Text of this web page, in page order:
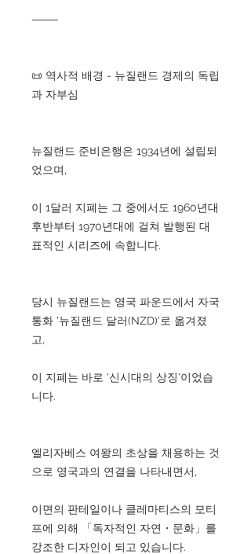
⸻
📜 역사적 배경 - 뉴질랜드 경제의 독립
과 자부심
뉴질랜드 준비은행은 1934년에 설립되
었으며,
이 1달러 지폐는 그 중에서도 1960년대
후반부터 1970년대에 걸쳐 발행된 대
표적인 시리즈에 속합니다.
당시 뉴질랜드는 영국 파운드에서 자국
통화 '뉴질랜드 달러(NZD)'로 옮겨졌
고,
이 지폐는 바로 '신시대의 상징'이었습
니다.
엘리자베스 여왕의 초상을 채용하는 것
으로 영국과의 연결을 나타내면서,
이면의 판테일이나 클레마티스의 모티
프에 의해 「독자적인 자연・문화」를
강조한 디자인이 되고 있습니다.